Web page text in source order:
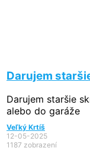
Darujem
Darujem staršie
alebo do garáže
Veľký Krtíš
12-05-2025
1187 zobrazení